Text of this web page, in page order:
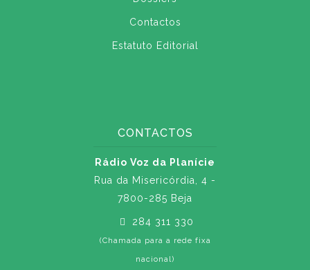
Contactos
Estatuto Editorial
CONTACTOS
Rádio Voz da Planície
Rua da Misericórdia, 4 -
7800-285 Beja
284 311 330
(Chamada para a rede fixa
nacional)